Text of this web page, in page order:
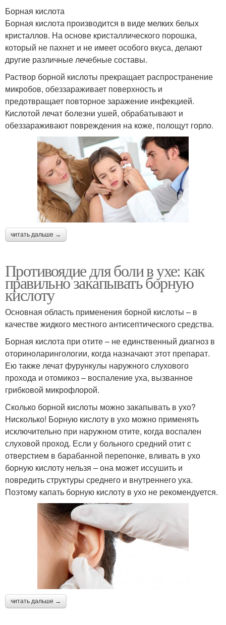
Борная кислота
Борная кислота производится в виде мелких белых
кристаллов. На основе кристаллического порошка,
который не пахнет и не имеет особого вкуса, делают
другие различные лечебные составы.
Раствор борной кислоты прекращает распространение
микробов, обеззараживает поверхность и
предотвращает повторное заражение инфекцией.
Кислотой лечат болезни ушей, обрабатывают и
обеззараживают повреждения на коже, полощут горло.
читать дальше →
Противоядие для боли в ухе: как
правильно закапывать борную
кислоту
Основная область применения борной кислоты – в
качестве жидкого местного антисептического средства.
Борная кислота при отите – не единственный диагноз в
оториноларингологии, когда назначают этот препарат.
Ею также лечат фурункулы наружного слухового
прохода и отомикоз – воспаление уха, вызванное
грибковой микрофлорой.
Сколько борной кислоты можно закапывать в ухо?
Нисколько! Борную кислоту в ухо можно применять
исключительно при наружном отите, когда воспален
слуховой проход. Если у больного средний отит с
отверстием в барабанной перепонке, вливать в ухо
борную кислоту нельзя – она может иссушить и
повредить структуры среднего и внутреннего уха.
Поэтому капать борную кислоту в ухо не рекомендуется.
читать дальше →